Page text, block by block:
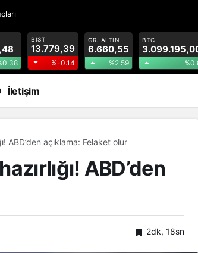
BIST
13.779,39
%-0.14
GR. ALTIN
6.660,55
%2.59
BTC
İletişim
ABD’den açıklama: Felaket olur
ABD’den
2dk, 18sn